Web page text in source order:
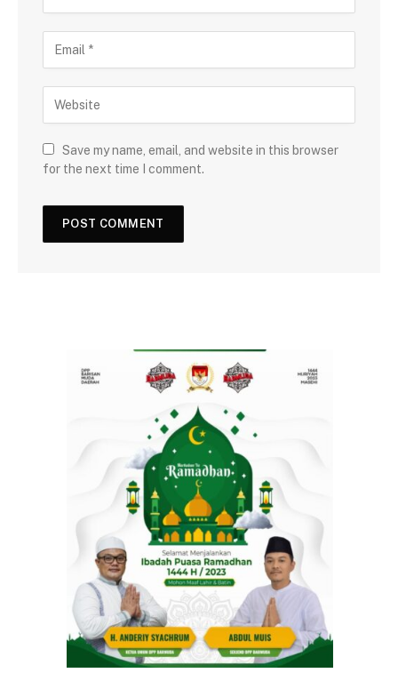
Save my name, email, and website in this browser
for the next time I comment.